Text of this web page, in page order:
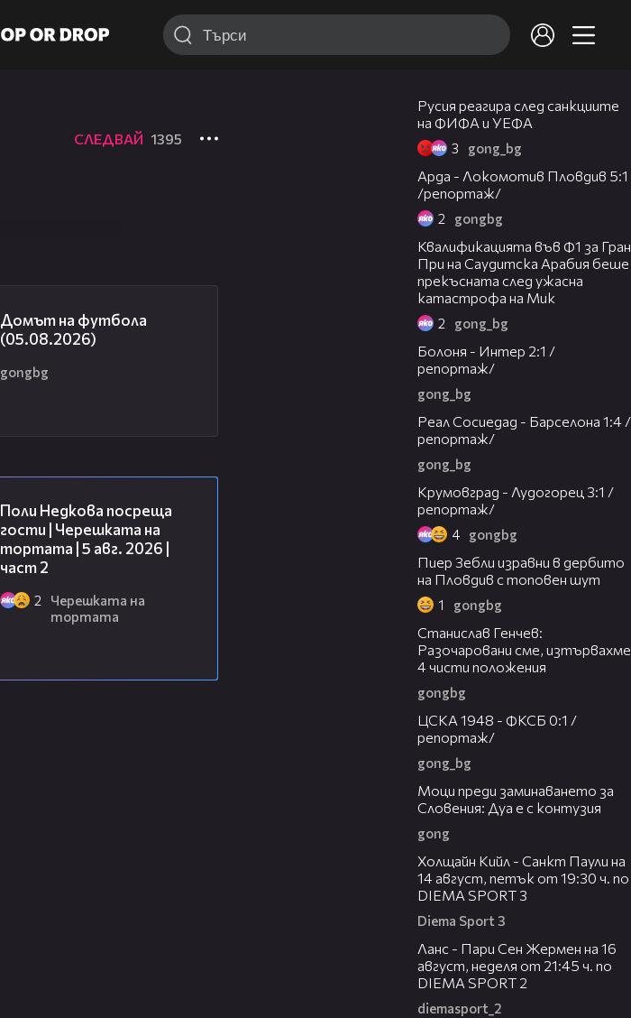
СЛЕДВАЙ 1395
Домът на футбола
(05.08.2026)
gongbg
Поли Недкова посреща
гости | Черешката на
тортата | 5 авг. 2026 |
част 2
2
Черешката на
тортата
Русия реагира след санкциите
на ФИФА и УЕФА
3 gong_bg
Арда - Локомотив Пловдив 5:1
/репортаж/
2 gongbg
Квалификацията във Ф1 за Гран
При на Саудитска Арабия беше
прекъсната след ужасна
катастрофа на Мик
2 gong_bg
Болоня - Интер 2:1 /
репортаж/
gong_bg
Реал Сосиедад - Барселона 1:4 /
репортаж/
gong_bg
Крумовград - Лудогорец 3:1 /
репортаж/
4 gongbg
Пиер Зебли изравни в дербито
на Пловдив с топовен шут
1 gongbg
Станислав Генчев:
Разочаровани сме, изтървахме
4 чисти положения
gongbg
ЦСКА 1948 - ФКСБ 0:1 /
репортаж/
gong_bg
Моци преди заминаването за
Словения: Дуа е с контузия
gong
Холщайн Кийл - Санкт Паули на
14 август, петък от 19:30 ч. по
DIEMA SPORT 3
Diema Sport 3
Ланс - Пари Сен Жермен на 16
август, неделя от 21:45 ч. по
DIEMA SPORT 2
diemasport_2